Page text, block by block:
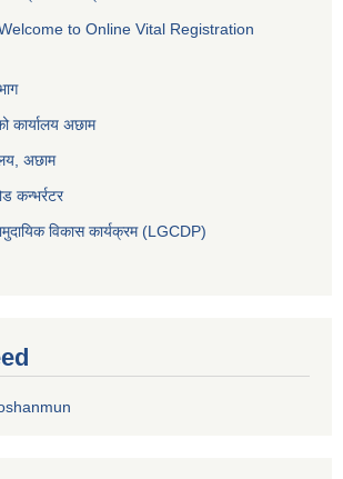
(Welcome to Online Vital Registration
कार्यालय अछाम
अछाम
कन्भर्रटर
विकास कार्यक्रम (LGCDP)